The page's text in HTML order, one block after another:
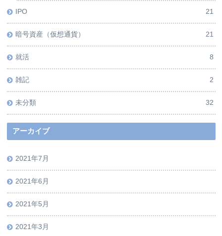
IPO 21
暗号資産（仮想通貨） 21
就活 8
雑記 2
未分類 32
アーカイブ
2021年7月
2021年6月
2021年5月
2021年3月